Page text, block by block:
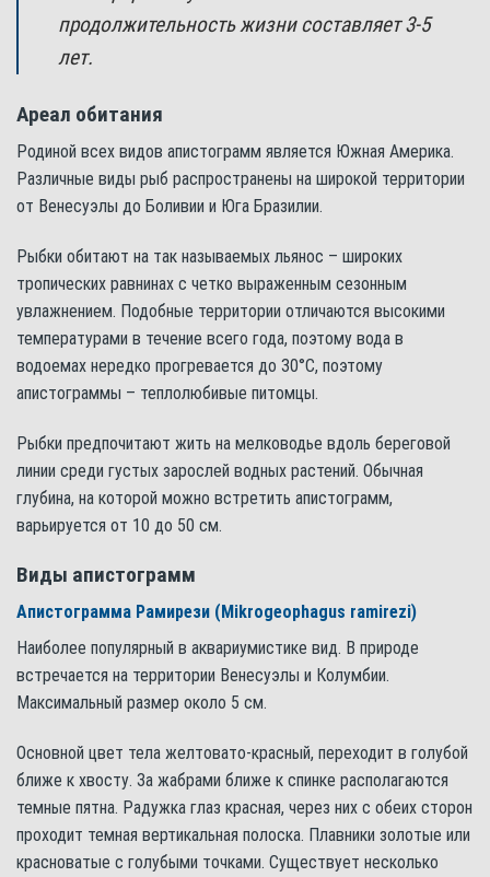
продолжительность жизни составляет 3-5
лет.
Ареал обитания
Родиной всех видов апистограмм является Южная Америка.
Различные виды рыб распространены на широкой территории
от Венесуэлы до Боливии и Юга Бразилии.
Рыбки обитают на так называемых льянос – широких
тропических равнинах с четко выраженным сезонным
увлажнением. Подобные территории отличаются высокими
температурами в течение всего года, поэтому вода в
водоемах нередко прогревается до 30°С, поэтому
апистограммы – теплолюбивые питомцы.
Рыбки предпочитают жить на мелководье вдоль береговой
линии среди густых зарослей водных растений. Обычная
глубина, на которой можно встретить апистограмм,
варьируется от 10 до 50 см.
Виды апистограмм
Апистограмма Рамирези (Mikrogeophagus ramirezi)
Наиболее популярный в аквариумистике вид. В природе
встречается на территории Венесуэлы и Колумбии.
Максимальный размер около 5 см.
Основной цвет тела желтовато-красный, переходит в голубой
ближе к хвосту. За жабрами ближе к спинке располагаются
темные пятна. Радужка глаз красная, через них с обеих сторон
проходит темная вертикальная полоска. Плавники золотые или
красноватые с голубыми точками. Существует несколько